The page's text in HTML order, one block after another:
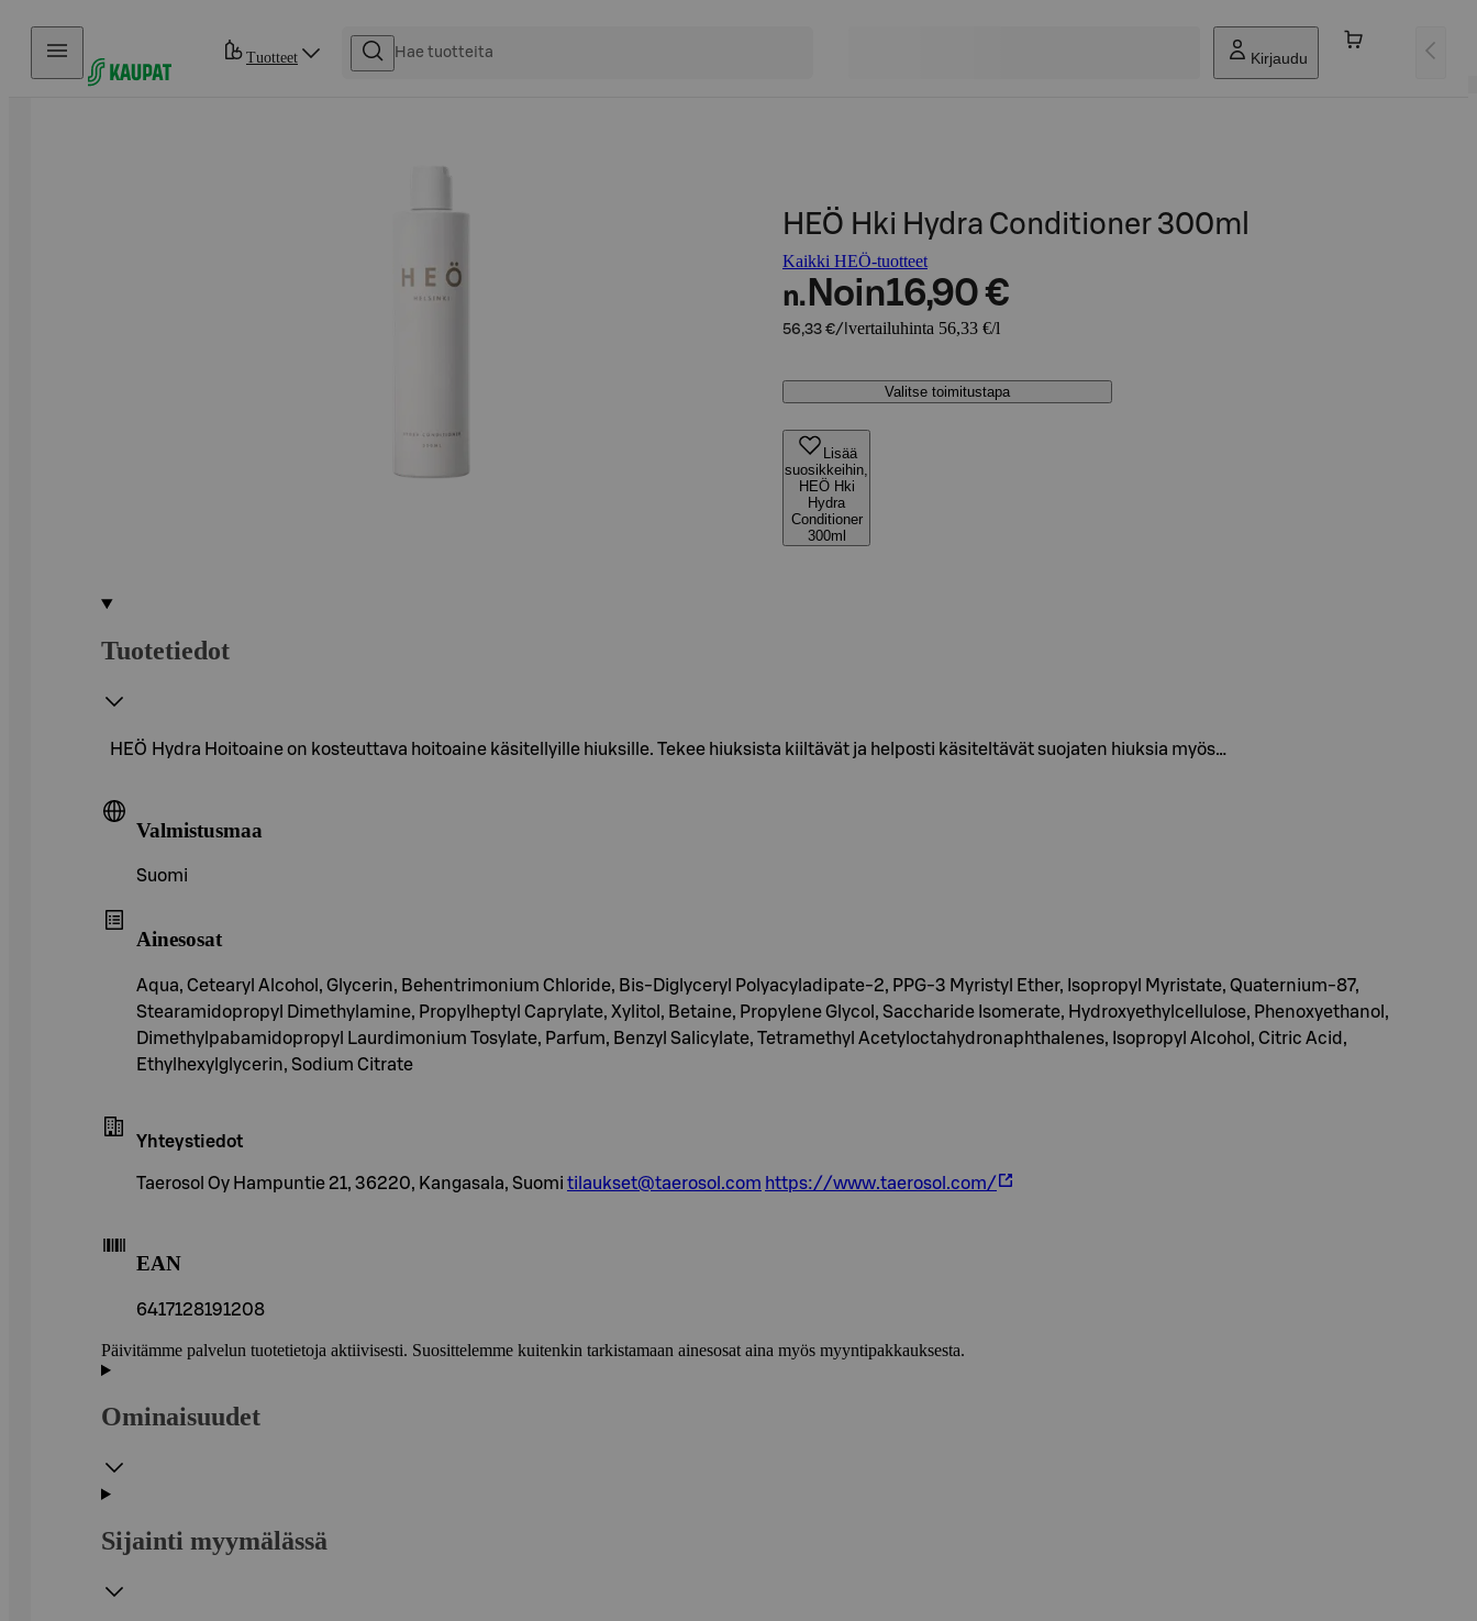
Hyppää sisältöön
Tuotteet Kirjaudu
HEÖ Hki Hydra Conditioner 300ml
Kaikki HEÖ-tuotteet
n. Noin16,90 €
56,33 €/l vertailuhinta 56,33 €/l
Valitse toimitustapa
Lisää
suosikkeihin,
HEÖ Hki
Hydra
Conditioner
300ml
Tuotetiedot
HEÖ Hydra Hoitoaine on kosteuttava hoitoaine käsitellyille hiuksille. Tekee hiuksista kiiltävät ja helposti käsiteltävät suojaten hiuksia myös…
Valmistusmaa
Suomi
Ainesosat
Aqua, Cetearyl Alcohol, Glycerin, Behentrimonium Chloride, Bis-Diglyceryl Polyacyladipate-2, PPG-3 Myristyl Ether, Isopropyl Myristate, Quaternium-87,
Stearamidopropyl Dimethylamine, Propylheptyl Caprylate, Xylitol, Betaine, Propylene Glycol, Saccharide Isomerate, Hydroxyethylcellulose, Phenoxyethanol,
Dimethylpabamidopropyl Laurdimonium Tosylate, Parfum, Benzyl Salicylate, Tetramethyl Acetyloctahydronaphthalenes, Isopropyl Alcohol, Citric Acid,
Ethylhexylglycerin, Sodium Citrate
Yhteystiedot
Taerosol Oy Hampuntie 21, 36220, Kangasala, Suomi tilaukset@taerosol.com https://www.taerosol.com/
EAN
6417128191208
Päivitämme palvelun tuotetietoja aktiivisesti. Suosittelemme kuitenkin tarkistamaan ainesosat aina myös myyntipakkauksesta.
Ominaisuudet
Sijainti myymälässä